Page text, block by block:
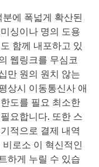
에 폭넓게 확산된
싱이나 명의 도용
함께 내포하고 있
웹링크를 무심코
만 원의 원치 않는
상시 이동통신사 애
도를 필요 최소한
요합니다. 또한 스
적으로 결제 내역
로소 이 혁신적인
하게 누릴 수 있습